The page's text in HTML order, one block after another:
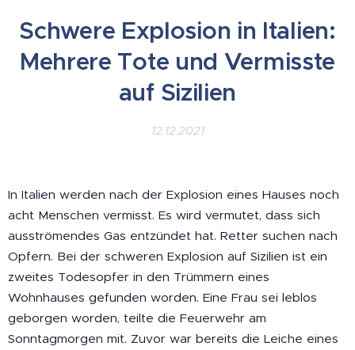
Schwere Explosion in Italien:
Mehrere Tote und Vermisste
auf Sizilien
12.12.2021
In Italien werden nach der Explosion eines Hauses noch
acht Menschen vermisst. Es wird vermutet, dass sich
ausströmendes Gas entzündet hat. Retter suchen nach
Opfern. Bei der schweren Explosion auf Sizilien ist ein
zweites Todesopfer in den Trümmern eines
Wohnhauses gefunden worden. Eine Frau sei leblos
geborgen worden, teilte die Feuerwehr am
Sonntagmorgen mit. Zuvor war bereits die Leiche eines